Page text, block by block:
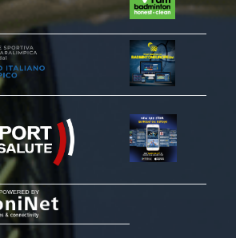
GARE ED EVENTI
CALENDARIO
ALBO D'ORO CAMPIONATI ITALIANI
CAMPIONATI A SQUADRE
EVENTI INTERNAZIONALI
CLASSIFICHE NAZIONALI